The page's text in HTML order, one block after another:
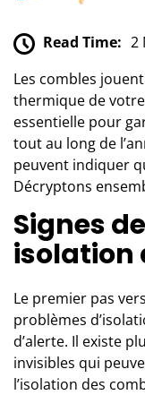
Read Time: 2
Les combles
thermique de
essentielle pour
tout au long de
peuvent indiquer
Décryptons
Signes
isolation
Le premier pas
problèmes
d’alerte. Il existe
invisibles qui
l’isolation des